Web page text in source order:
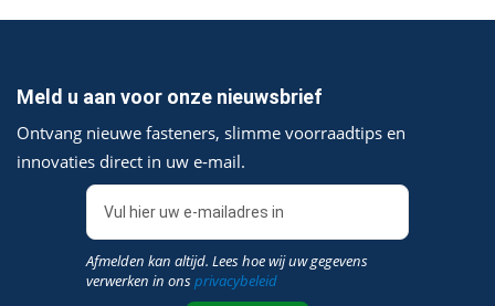
Meld u aan voor onze nieuwsbrief
Ontvang nieuwe fasteners, slimme voorraadtips en
innovaties direct in uw e‑mail.
Afmelden kan altijd. Lees hoe wij uw gegevens
verwerken in onsprivacybeleid